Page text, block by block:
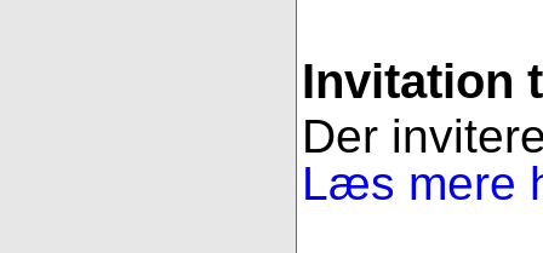
Invitation
Der
Læs mere